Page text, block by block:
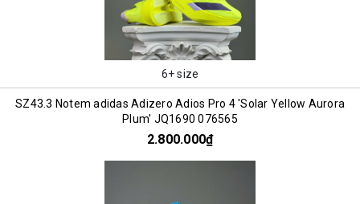
6+ size
SZ43.3 Notem adidas Adizero Adios Pro 4 'Solar Yellow Aurora
Plum' JQ1690 076565
2.800.000₫